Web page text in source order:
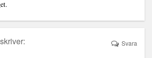
skriver: Svara